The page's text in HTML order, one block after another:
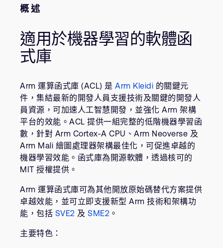
Arm Integrity Helpline
媒體聯絡
人才招募
網站
投資者
通報安全漏洞
Arm 全球總部
110 Fulbourn Road
Cambridge, UK
Tel: + 44(1223) 400 400 [main reception]
Fax: + 44(1223) 400 410
查詢全球辦公室
支援與訓練
公司資訊
概述
適用於機器學習的軟體函
式庫
Arm 運算函式庫 (ACL) 是 Arm Kleidi 的關鍵元
件，集結最新的開發人員支援技術及關鍵的開發人
員資源，可加速人工智慧開發，並強化 Arm 架構
平台的效能。ACL 提供一組完整的低階機器學習函
數，針對 Arm Cortex-A CPU、Arm Neoverse 及
Arm Mali 繪圖處理器架構最佳化，可促進卓越的
機器學習效能。函式庫為開源軟體，透過核可的
MIT 授權提供。
Arm 運算函式庫可為其他開放原始碼替代方案提供
卓越效能，並可立即支援新型 Arm 技術和架構功
能，包括 SVE2 及 SME2 。
主要特色：